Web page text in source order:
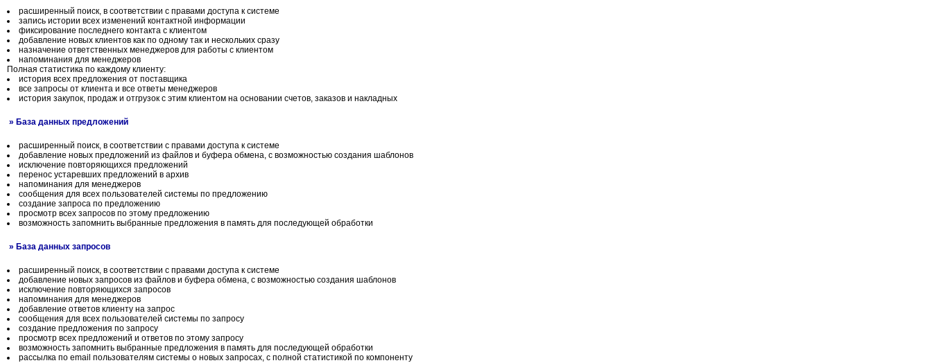
расширенный поиск, в соответствии с правами доступа к системе
запись истории всех изменений контактной информации
фиксирование последнего контакта с клиентом
добавление новых клиентов как по одному так и нескольких сразу
назначение ответственных менеджеров для работы с клиентом
напоминания для менеджеров
Полная статистика по каждому клиенту:
история всех предложения от поставщика
все запросы от клиента и все ответы менеджеров
история закупок, продаж и отгрузок с этим клиентом на основании счетов, заказов и накладных
» База данных предложений
расширенный поиск, в соответствии с правами доступа к системе
добавление новых предложений из файлов и буфера обмена, с возможностью создания шаблонов
исключение повторяющихся предложений
перенос устаревших предложений в архив
напоминания для менеджеров
сообщения для всех пользователей системы по предложению
создание запроса по предложению
просмотр всех запросов по этому предложению
возможность запомнить выбранные предложения в память для последующей обработки
» База данных запросов
расширенный поиск, в соответствии с правами доступа к системе
добавление новых запросов из файлов и буфера обмена, с возможностью создания шаблонов
исключение повторяющихся запросов
напоминания для менеджеров
добавление ответов клиенту на запрос
сообщения для всех пользователей системы по запросу
создание предложения по запросу
просмотр всех предложений и ответов по этому запросу
возможность запомнить выбранные предложения в память для последующей обработки
рассылка по email пользователям системы о новых запросах, с полной статистикой по компоненту